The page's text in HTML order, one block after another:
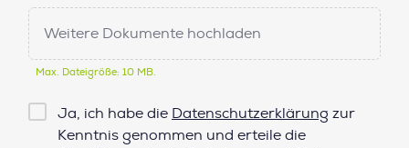
Weitere Dokumente hochladen
Max. Dateigröße: 10 MB.
Checkbox
Datenschutz*
Ja, ich habe die Datenschutzerklärung zur
Kenntnis genommen und erteile die